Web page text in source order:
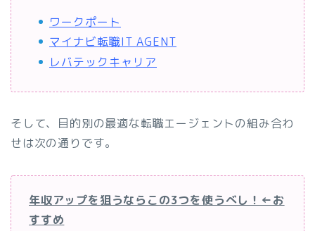
ワークポート
マイナビ転職IT AGENT
レバテックキャリア
そして、目的別の最適な転職エージェントの組み合わ
せは次の通りです。
年収アップを狙うならこの3つを使うべし！←お
すすめ